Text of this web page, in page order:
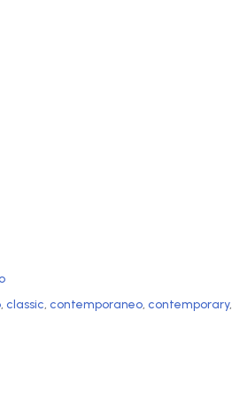
, classic, contemporaneo, contemporary,